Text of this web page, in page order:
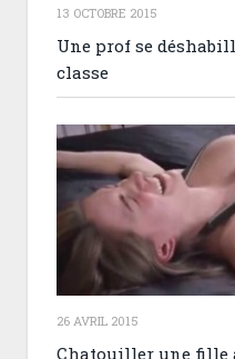
13 OCTOBRE 2015
Une prof se
classe
26 AVRIL 2015
Chatouiller une fille